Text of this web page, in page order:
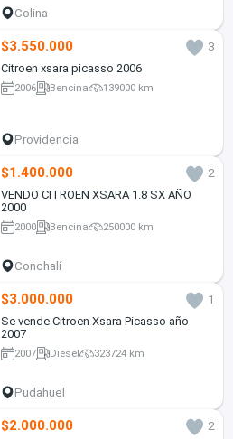
Colina
$3.550.000
3
Citroen xsara picasso 2006
2006 Bencina 139000 km
Providencia
$1.400.000
2
VENDO CITROEN XSARA 1.8 SX AÑO
2000
2000 Bencina 250000 km
Conchalí
$3.000.000
1
Se vende Citroen Xsara Picasso año
2007
2007 Diesel 323724 km
Pudahuel
$2.000.000
2